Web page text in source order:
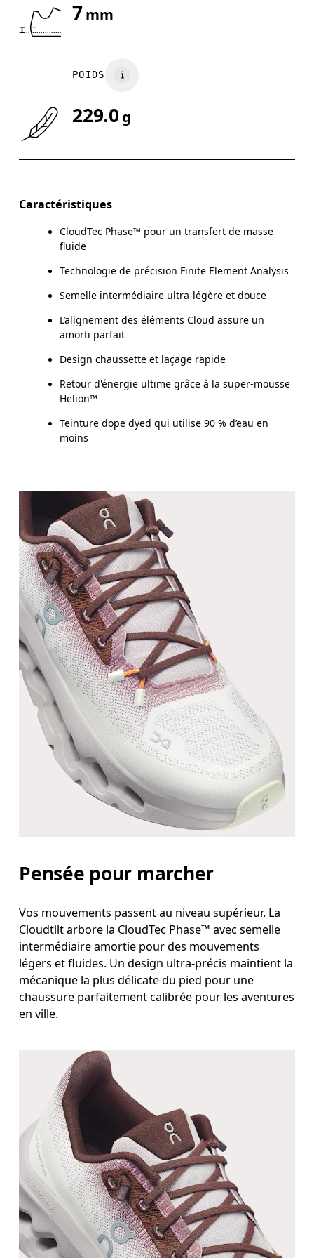
Glisser horizontalement pour en savoir plus
7mm
POIDS
229.0 g
Caractéristiques
CloudTec Phase™ pour un transfert de masse
fluide
Technologie de précision Finite Element Analysis
Semelle intermédiaire ultra-légère et douce
L’alignement des éléments Cloud assure un
amorti parfait
Design chaussette et laçage rapide
Retour d'énergie ultime grâce à la super-mousse
Helion™
Teinture dope dyed qui utilise 90 % d’eau en
moins
Pensée pour marcher
Vos mouvements passent au niveau supérieur. La
Cloudtilt arbore la CloudTec Phase™ avec semelle
intermédiaire amortie pour des mouvements
légers et fluides. Un design ultra-précis maintient la
mécanique la plus délicate du pied pour une
chaussure parfaitement calibrée pour les aventures
en ville.